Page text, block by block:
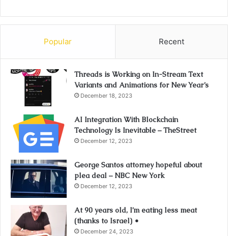
Popular Recent
Threads is Working on In-Stream Text
Variants and Animations for New Year’s
December 18, 2023
AI Integration With Blockchain
Technology Is Inevitable – TheStreet
December 12, 2023
George Santos attorney hopeful about
plea deal – NBC New York
December 12, 2023
At 90 years old, I’m eating less meat
(thanks to Israel) •
December 24, 2023